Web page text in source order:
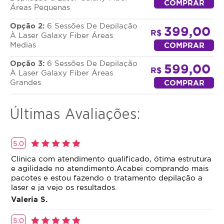
um dia antes ou no dia da sessão de laser. Entre as
sessões, é importante não realizar métodos de
depilação que removam os pelos pela raiz, como o
uso de cera ou depiladores elétricos.
A duração do procedimento varia, podendo levar
da área a ser tratada.
Áreas Pequenas
COMPRAR
Opção 2: 6 Sessões De Depilação
À Laser Galaxy Fiber Áreas
Medias
R$ 399,00
COMPRAR
Opção 3: 6 Sessões De Depilação
À Laser Galaxy Fiber Áreas
Grandes
R$ 599,00
COMPRAR
Últimas Avaliações:
5.0
Clinica com atendimento qualificado, ótima estrutura
e agilidade no atendimento.Acabei comprando mais
pacotes e estou fazendo o tratamento depilação a
laser e ja vejo os resultados.
Valeria S.
5.0